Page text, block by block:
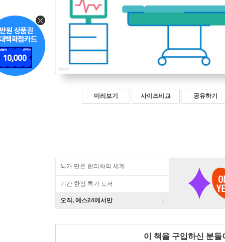
미리보기 사이즈비교 공유하기
뇌가 만든 합리화의 세계
기간 한정 특가 도서
오직, 예스24에서만
이 책을 구입하신 분